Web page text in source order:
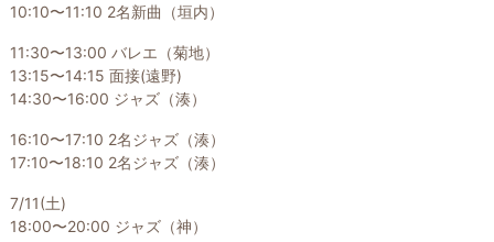
10:10〜11:10 2名新曲（垣内）
11:30〜13:00 バレエ（菊地）
13:15〜14:15 面接(遠野)
14:30〜16:00 ジャズ（湊）
16:10〜17:10 2名ジャズ（湊）
17:10〜18:10 2名ジャズ（湊）
7/11(土)
18:00〜20:00 ジャズ（神）